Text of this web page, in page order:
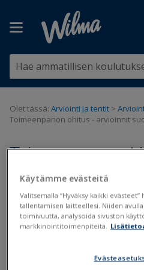
Olet tässä: Arviointi ja tentit >
Toimeenpanon ohitus - arvioinnit
Toimeenpanon
suoraan
Arviointi
Toimeenpano
Tavallisesti suoritukset arvioidaan
Käytämme evästeitä
Valitsemalla “Hyväksy kaikki evästeet”
tallentamisen laitteellesi. Niiden
toimivuutta, analysoida sivuston
markkinointitoimenpiteitä.